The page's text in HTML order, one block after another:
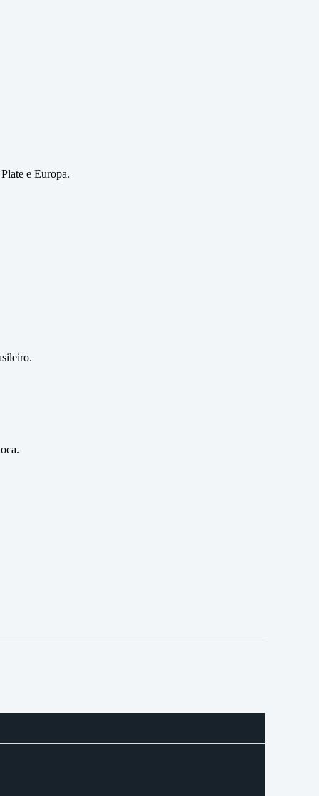
e Europa.